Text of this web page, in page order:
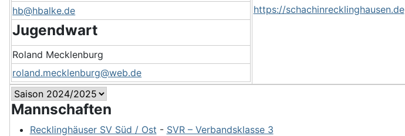
hb@hbalke.de
Jugendwart
Roland Mecklenburg
roland.mecklenburg@web.de
https://schachinrecklinghausen.de
Mannschaften
Recklinghäuser SV Süd / Ost - SVR – Verbandsklasse 3